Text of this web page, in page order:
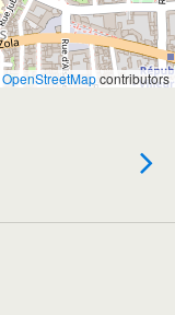
OpenStreetMapcontributors